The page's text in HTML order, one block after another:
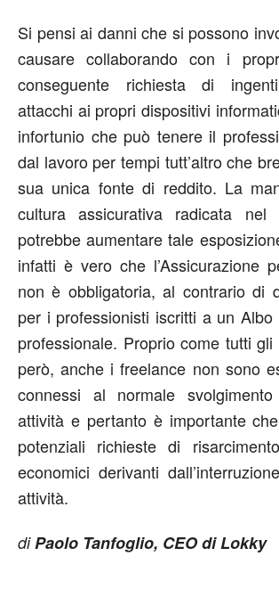
Si pensi ai danni che si possono
causare collaborando con i
conseguente richiesta di
attacchi ai propri dispositivi
infortunio che può tenere il
dal lavoro per tempi tutt’altro che
sua unica fonte di reddito. La
cultura assicurativa radicata nel
potrebbe aumentare tale
infatti è vero che l’Assicurazione
non è obbligatoria, al contrario di
per i professionisti iscritti a un
professionale. Proprio come tutti
però, anche i freelance non sono
connessi al normale
attività e pertanto è importante
potenziali richieste di
economici derivanti
attività.
diPaolo Tanfoglio, CEO di Lokky